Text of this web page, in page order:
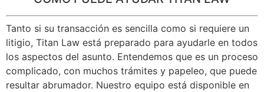
Tanto si su transacción es sencilla como si requiere un
litigio, Titan Law está preparado para ayudarle en todos
los aspectos del asunto. Entendemos que es un proceso
complicado, con muchos trámites y papeleo, que puede
resultar abrumador. Nuestro equipo está disponible en